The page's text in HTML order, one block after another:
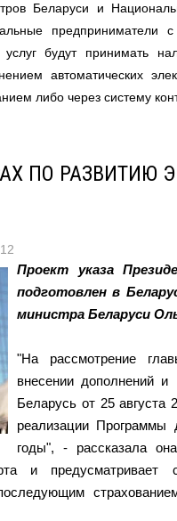
Беларуси и
будут принимать
автоматических
либо через систему
ПО РАЗВИТИЮ
Проект указа
подготовлен в
министра Беларуси
"На рассмотрение
внесении дополнений и
Беларусь от 25 августа
реализации Программы
годы", - рассказала
и предусматривает